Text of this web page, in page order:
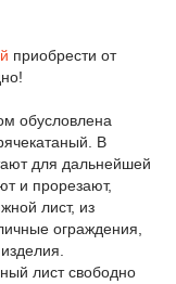
приобрести от
обусловлена
В
для дальнейшей
и прорезают,
лист, из
ограждения,
лист свободно